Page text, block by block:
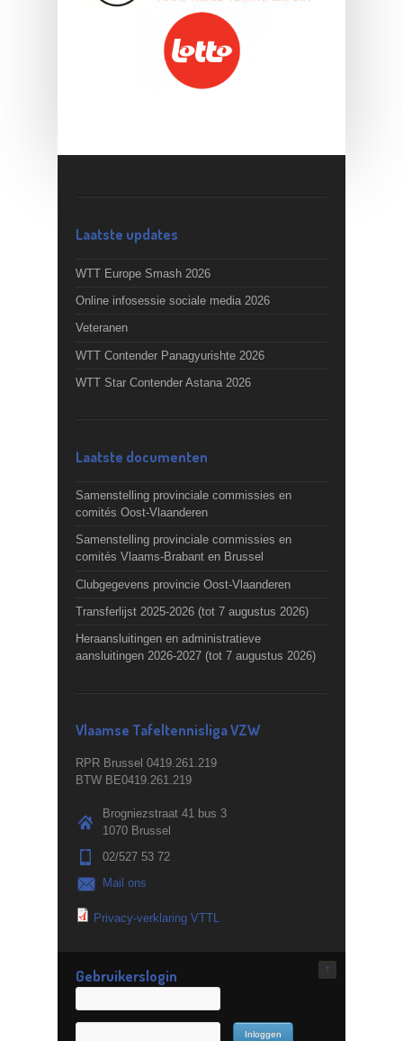
Laatste updates
WTT Europe Smash 2026
Online infosessie sociale media 2026
Veteranen
WTT Contender Panagyurishte 2026
WTT Star Contender Astana 2026
Laatste documenten
Samenstelling provinciale commissies en
comités Oost-Vlaanderen
Samenstelling provinciale commissies en
comités Vlaams-Brabant en Brussel
Clubgegevens provincie Oost-Vlaanderen
Transferlijst 2025-2026 (tot 7 augustus 2026)
Heraansluitingen en administratieve
aansluitingen 2026-2027 (tot 7 augustus 2026)
Vlaamse Tafeltennisliga VZW
RPR Brussel 0419.261.219
BTW BE0419.261.219
Brogniezstraat 41 bus 3
1070 Brussel
02/527 53 72
Mail ons
Privacy-verklaring VTTL
↑
Gebruikerslogin